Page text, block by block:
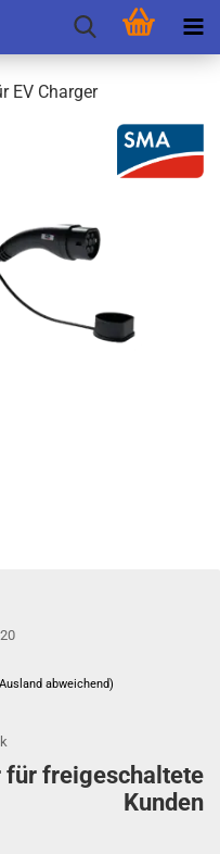
EV Char­ger
abweichend)
für freigeschaltete
Kunden